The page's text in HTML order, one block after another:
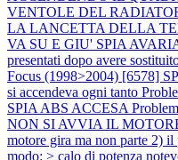
VENTOLE DEL
LA LANCETTA DELLA
VA SU E GIU' SPIA
presentati dopo avere
Focus (1998>2004) [6578]
si accendeva ogni tanto
SPIA ABS ACCESA
NON SI AVVIA IL
motore gira ma non parte 2) il
modo: > calo di potenza